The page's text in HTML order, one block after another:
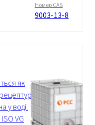
Номер CAS
9003-13-8
як
у воді.
VG